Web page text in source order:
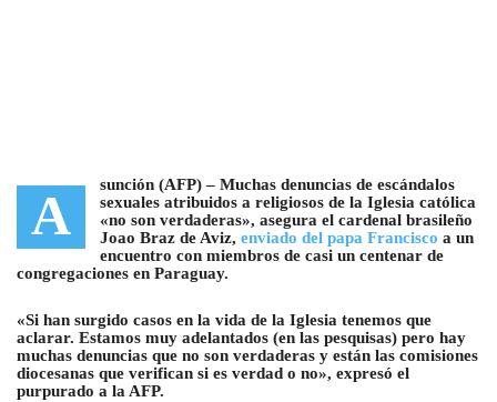
A sunción (AFP) – Muchas denuncias de escándalos
sexuales atribuidos a religiosos de la Iglesia católica
«no son verdaderas», asegura el cardenal brasileño
Joao Braz de Aviz, enviado del papa Francisco a un
encuentro con miembros de casi un centenar de
congregaciones en Paraguay.
«Si han surgido casos en la vida de la Iglesia tenemos que
aclarar. Estamos muy adelantados (en las pesquisas) pero hay
muchas denuncias que no son verdaderas y están las comisiones
diocesanas que verifican si es verdad o no», expresó el
purpurado a la AFP.